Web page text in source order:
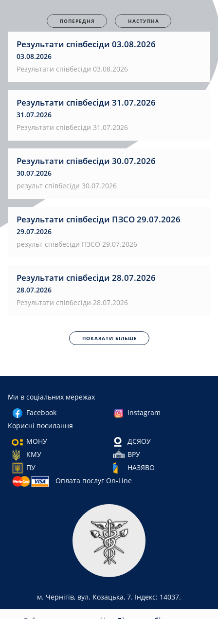
ПОПЕРЕДНЯ НАСТУПНА
Результати співбесіди 03.08.2026
03.08.2026
Результати співбесіди 03.08.2026
Результати співбесіди 31.07.2026
31.07.2026
Результати співбесіди 31.07.2026
Результати співбесіди 30.07.2026
30.07.2026
результ співбесіди 30.07.2026
Результати співбесіди ПЗСО 29.07.2026
29.07.2026
результ співбесіди ПЗСО 29.07.2026
Результати співбесіди 28.07.2026
28.07.2026
Результати співбесіди 28.07.2026
ПОКАЗАТИ БІЛЬШЕ
Ми в соціальних мережах
Facebook
Instagram
Корисні посилання
МОНУ
ДСЯОУ
КМУ
ВРУ
ПУ
НАЗЯВО
Оплата послуг On-Line
м. Чернігів, вул. Козацька, 7. Індекс: 14037.